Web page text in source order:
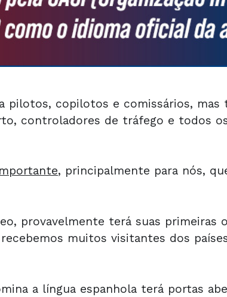
pilotos, copilotos e comissários, mas
controladores de tráfego e todos
, principalmente para nós,
provavelmente terá suas primeiras
muitos visitantes dos
a língua espanhola terá portas